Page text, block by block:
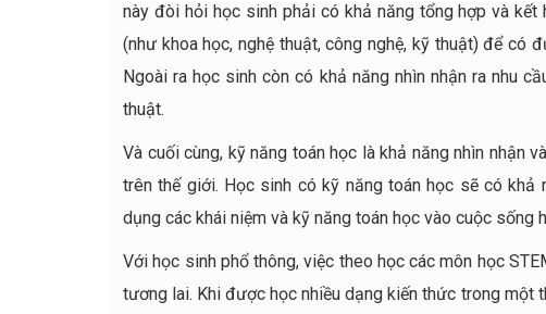
này đòi hỏi học sinh phải có khả năng tổng hợp và
(như khoa học, nghệ thuật, công nghệ, kỹ thuật) để
Ngoài ra học sinh còn có khả năng nhìn nhận ra nhu
thuật.
Và cuối cùng, kỹ năng toán học là khả năng nhìn nhận
trên thế giới. Học sinh có kỹ năng toán học sẽ có khả
dụng các khái niệm và kỹ năng toán học vào cuộc sống
Với học sinh phổ thông, việc theo học các môn học
tương lai. Khi được học nhiều dạng kiến thức trong một